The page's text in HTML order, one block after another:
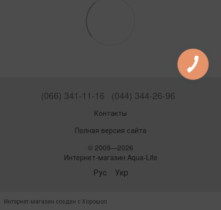
(066) 341-11-16 (044) 344-26-96
Контакты
Полная версия сайта
© 2009—2026
Интернет-магазин Aqua-Life
Рус Укр
Интернет-магазин создан с Хорошоп